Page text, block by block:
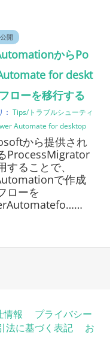
開
からPo
for deskt
ローを移行する
：Tips/トラブルシューティ
Automate for desktop
から提供され
ProcessMigrator
することで、
で作成
ローを
情報
プライバシー
法に基づく表記
お